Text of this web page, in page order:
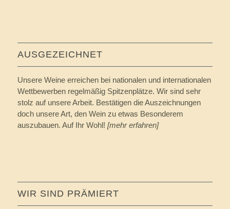
AUSGEZEICHNET
Unsere Weine erreichen bei nationalen und internationalen
Wettbewerben regelmäßig Spitzenplätze. Wir sind sehr
stolz auf unsere Arbeit. Bestätigen die Auszeichnungen
doch unsere Art, den Wein zu etwas Besonderem
auszubauen. Auf Ihr Wohl! [mehr erfahren]
WIR SIND PRÄMIERT